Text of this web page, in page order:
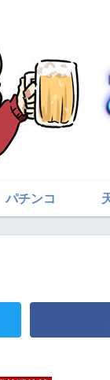
パチンコ